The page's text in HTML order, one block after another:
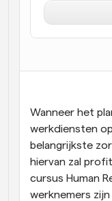
Workflow
Automatiseer
Blog
Instant
Ontmoet
Dynamische
Boek
Wanneer het
werkdiensten
belangrijkste
hiervan zal
cursus Human
werknemers